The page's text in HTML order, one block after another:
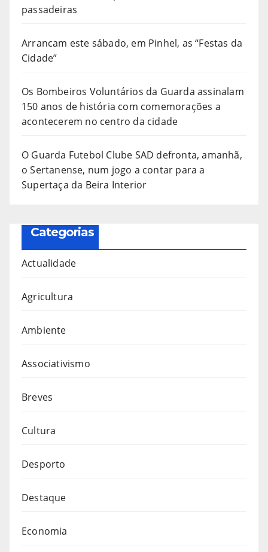
passadeiras
Arrancam este sábado, em Pinhel, as “Festas da
Cidade”
Os Bombeiros Voluntários da Guarda assinalam
150 anos de história com comemorações a
acontecerem no centro da cidade
O Guarda Futebol Clube SAD defronta, amanhã,
o Sertanense, num jogo a contar para a
Supertaça da Beira Interior
Categorias
Actualidade
Agricultura
Ambiente
Associativismo
Breves
Cultura
Desporto
Destaque
Economia